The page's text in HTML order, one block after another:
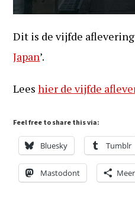
Dit is de vijfde aflevering
Japan’.
Leeshier de vijfde
Feel free to share this via:
Bluesky Tumblr
Mastodont Meer